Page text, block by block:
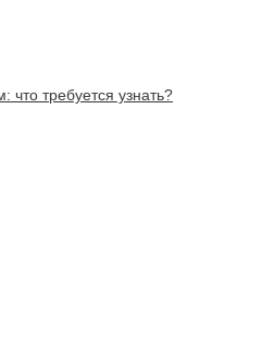
требуется узнать?